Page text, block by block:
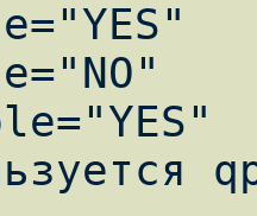
#Для работы